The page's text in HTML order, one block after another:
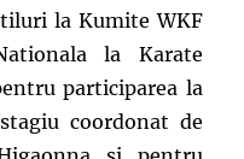
la Kumite WKF
la Karate
participarea la
coordonat de